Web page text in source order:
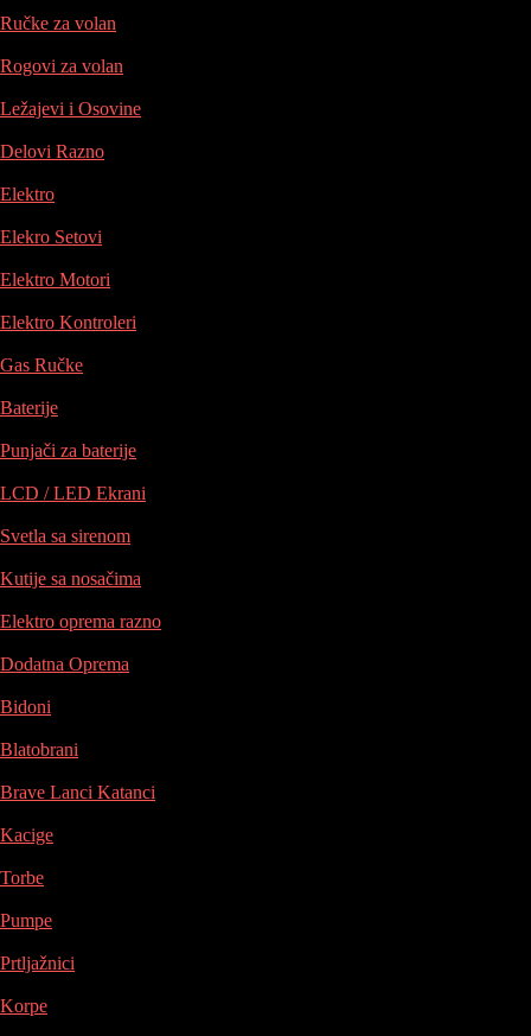
Ručke za volan
Rogovi za volan
Ležajevi i Osovine
Delovi Razno
Elektro
Elekro Setovi
Elektro Motori
Elektro Kontroleri
Gas Ručke
Baterije
Punjači za baterije
LCD / LED Ekrani
Svetla sa sirenom
Kutije sa nosačima
Elektro oprema razno
Dodatna Oprema
Bidoni
Blatobrani
Brave Lanci Katanci
Kacige
Torbe
Pumpe
Prtljažnici
Korpe